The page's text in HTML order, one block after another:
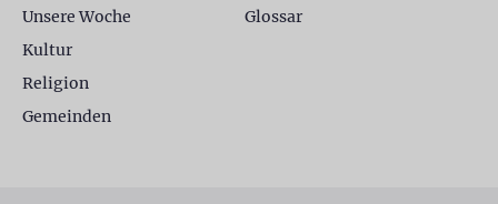
Unsere Woche
Kultur
Religion
Gemeinden
Glossar